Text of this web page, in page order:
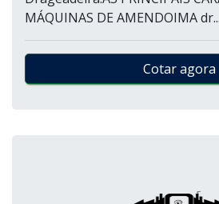
MÁQUINAS DE AMENDOIMA dr...
Cotar agora